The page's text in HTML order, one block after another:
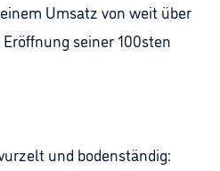
Umsatz von weit über
seiner 100sten
und bodenständig: